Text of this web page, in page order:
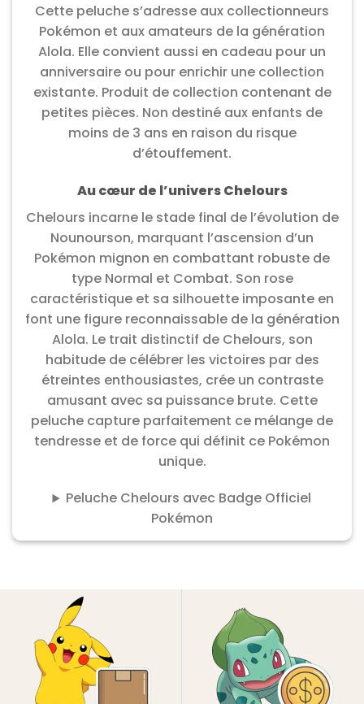
Cette peluche s’adresse aux collectionneurs
Pokémon et aux amateurs de la génération
Alola. Elle convient aussi en cadeau pour un
anniversaire ou pour enrichir une collection
existante. Produit de collection contenant de
petites pièces. Non destiné aux enfants de
moins de 3 ans en raison du risque
d’étouffement.
Au cœur de l’univers Chelours
Chelours incarne le stade final de l’évolution de
Nounourson, marquant l’ascension d’un
Pokémon mignon en combattant robuste de
type Normal et Combat. Son rose
caractéristique et sa silhouette imposante en
font une figure reconnaissable de la génération
Alola. Le trait distinctif de Chelours, son
habitude de célébrer les victoires par des
étreintes enthousiastes, crée un contraste
amusant avec sa puissance brute. Cette
peluche capture parfaitement ce mélange de
tendresse et de force qui définit ce Pokémon
unique.
Peluche Chelours avec Badge Officiel
Pokémon